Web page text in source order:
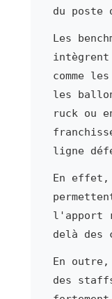
du poste
Les
intègrent
comme
les
ruck ou
ligne
En effet,
l'apport
delà
En
des